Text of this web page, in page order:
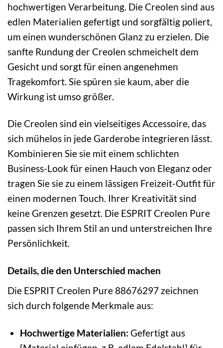
hochwertigen Verarbeitung. Die Creolen sind aus
edlen Materialien gefertigt und sorgfältig poliert,
um einen wunderschönen Glanz zu erzielen. Die
sanfte Rundung der Creolen schmeichelt dem
Gesicht und sorgt für einen angenehmen
Tragekomfort. Sie spüren sie kaum, aber die
Wirkung ist umso größer.
Die Creolen sind ein vielseitiges Accessoire, das
sich mühelos in jede Garderobe integrieren lässt.
Kombinieren Sie sie mit einem schlichten
Business-Look für einen Hauch von Eleganz oder
tragen Sie sie zu einem lässigen Freizeit-Outfit für
einen modernen Touch. Ihrer Kreativität sind
keine Grenzen gesetzt. Die ESPRIT Creolen Pure
passen sich Ihrem Stil an und unterstreichen Ihre
Persönlichkeit.
Details, die den Unterschied machen
Die ESPRIT Creolen Pure 88676297 zeichnen
sich durch folgende Merkmale aus:
Hochwertige Materialien: Gefertigt aus